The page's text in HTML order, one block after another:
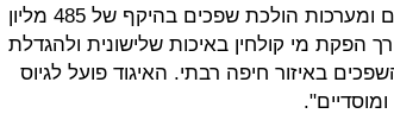
פיתוח ושדרוג של המכון לטיהור שפכים ומערכות הולכת שפכים בהיקף של 485 מליון
הפקת מי קולחין באיכות שלישונית ולהגדלת
באיזור חיפה רבתי. האיגוד פועל לגיוס